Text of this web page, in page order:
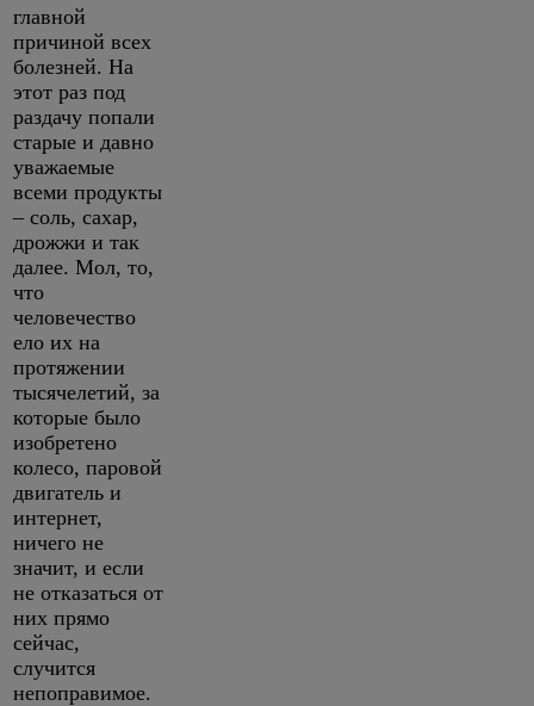
главной
причиной всех
болезней. На
этот раз под
раздачу попали
старые и давно
уважаемые
всеми продукты
– соль, сахар,
дрожжи и так
далее. Мол, то,
что
человечество
ело их на
протяжении
тысячелетий, за
которые было
изобретено
колесо, паровой
двигатель и
интернет,
ничего не
значит, и если
не отказаться от
них прямо
сейчас,
случится
непоправимое.